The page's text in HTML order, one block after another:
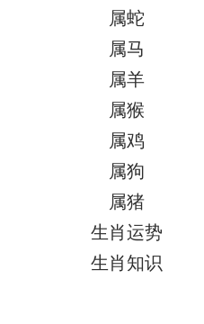
属蛇
属马
属羊
属猴
属鸡
属狗
属猪
生肖运势
生肖知识